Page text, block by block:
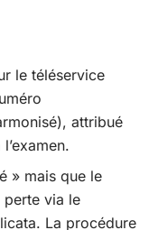
le téléservice
attribué
» mais que le
perte via le
La procédure